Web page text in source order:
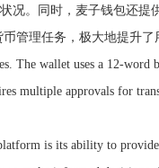
况。同时，麦子钱包还提
管理任务，极大地提升了
The wallet uses a 12-word
multiple approvals for
is its ability to